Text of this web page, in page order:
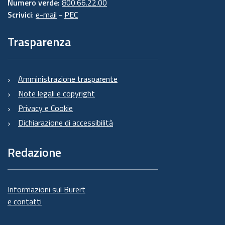
Numero verde: 800.66.22.00
Scrivici: e-mail - PEC
Trasparenza
Amministrazione trasparente
Note legali e copyright
Privacy e Cookie
Dichiarazione di accessibilità
Redazione
Informazioni sul Burert
e contatti